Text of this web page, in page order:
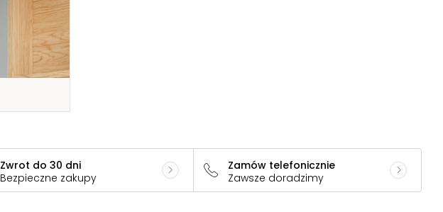
Zwrot do 30 dni
Bezpieczne zakupy
Zamów telefonicznie
Zawsze doradzimy